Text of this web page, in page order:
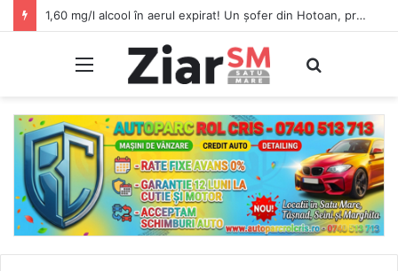
1,60 mg/l alcool în aerul expirat! Un șofer din Hotoan, prins beat criță la volan
Meniu